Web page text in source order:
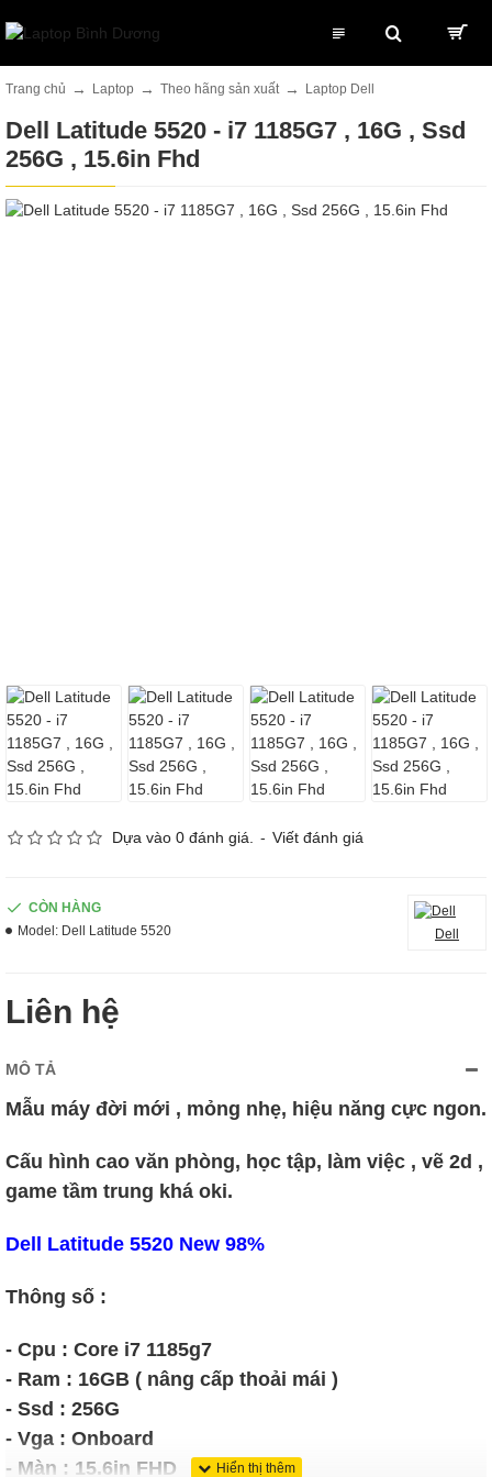
Trang chủ Laptop Theo hãng sản xuất Laptop Dell
Dell Latitude 5520 - i7 1185G7 , 16G , Ssd
256G , 15.6in Fhd
Dựa vào 0 đánh giá. - Viết đánh giá
Liên hệ
CÒN HÀNG
Model: Dell Latitude 5520 Dell
MÔ TẢ
Mẫu máy đời mới , mỏng nhẹ, hiệu năng cực ngon.
Cấu hình cao văn phòng, học tập, làm việc , vẽ 2d ,
game tầm trung khá oki.
Dell Latitude 5520 New 98%
Thông số :
- Cpu : Core i7 1185g7
- Ram : 16GB ( nâng cấp thoải mái )
- Ssd : 256G
- Vga : Onboard
- Màn : 15.6in FHD